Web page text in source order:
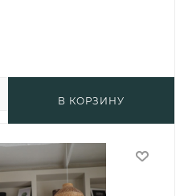
В КОРЗИНУ